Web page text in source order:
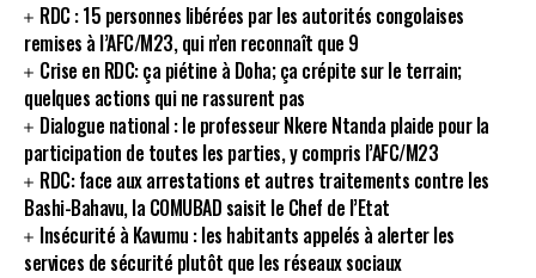
RDC : 15 personnes libérées par les autorités congolaises
remises à l’AFC/M23, qui n’en reconnaît que 9
Crise en RDC: ça piétine à Doha; ça crépite sur le terrain;
quelques actions qui ne rassurent pas
Dialogue national : le professeur Nkere Ntanda plaide pour la
participation de toutes les parties, y compris l’AFC/M23
RDC: face aux arrestations et autres traitements contre les
Bashi-Bahavu, la COMUBAD saisit le Chef de l’Etat
Insécurité à Kavumu : les habitants appelés à alerter les
services de sécurité plutôt que les réseaux sociaux